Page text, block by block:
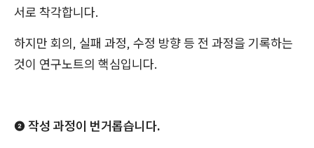
서로 착각합니다.
하지만 회의, 실패 과정, 수정 방향 등 전 과정을 기록하는
것이 연구노트의 핵심입니다.
❷ 작성 과정이 번거롭습니다.